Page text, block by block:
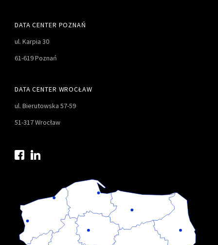
DATA CENTER POZNAŃ
ul. Karpia 30
61-619 Poznań
DATA CENTER WROCŁAW
ul. Bierutowska 57-59
51-317 Wrocław